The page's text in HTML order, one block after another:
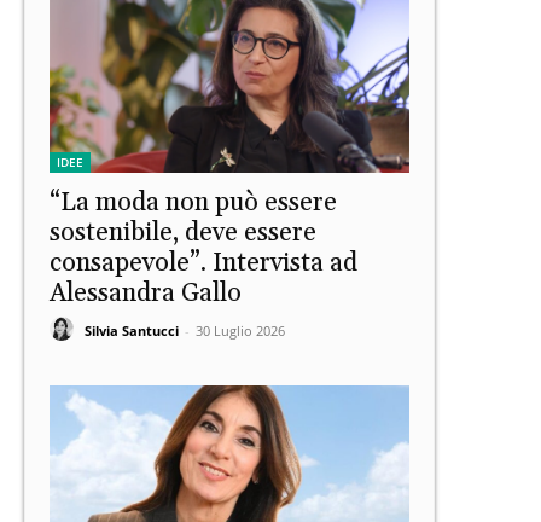
IDEE
“La moda non può essere
sostenibile, deve essere
consapevole”. Intervista ad
Alessandra Gallo
Silvia Santucci - 30 Luglio 2026